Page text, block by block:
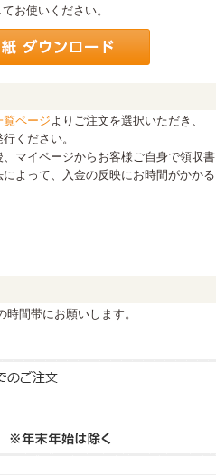
お使いください。
覧ページよりご注文を選択いただき、
ください。
マイページからお客様ご自身で領収書
よって、入金の反映にお時間がかかる
間帯にお願いします。